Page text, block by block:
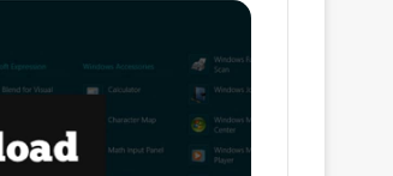
ثلاثة
لتحميل
أفضل
الكمبيوتر
بروابط